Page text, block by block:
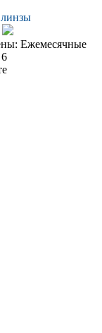
Ежемесячные
6